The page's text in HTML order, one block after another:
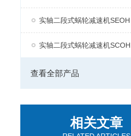
实轴二段式蜗轮减速机SEOH
实轴二段式蜗轮减速机SCOH
查看全部产品
相关文章